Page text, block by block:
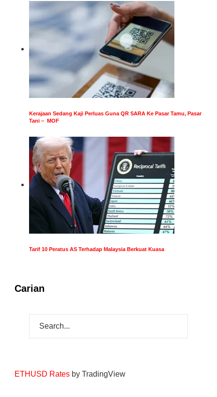
Kerajaan Sedang Kaji Perluas Guna QR SARA Ke Pasar Tamu, Pasar
Tani – MOF
Tarif 10 Peratus AS Terhadap Malaysia Berkuat Kuasa
Carian
ETHUSD Rates by TradingView